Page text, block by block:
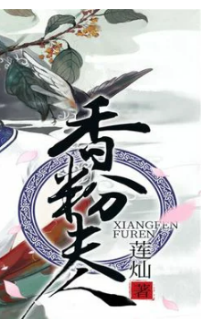
養生保健 民生用品
運動休閒 親子玩具
化妝保養 情趣用品